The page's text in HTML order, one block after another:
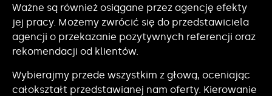
Ważne są również osiągane przez agencję efekty
jej pracy. Możemy zwrócić się do przedstawiciela
agencji o przekazanie pozytywnych referencji oraz
rekomendacji od klientów.
Wybierajmy przede wszystkim z głową, oceniając
całokształt przedstawianej nam oferty. Kierowanie